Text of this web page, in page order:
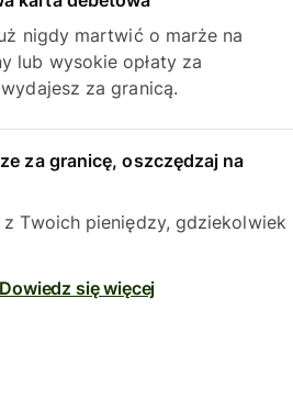
nigdy martwić o marże na
lub wysokie opłaty za
za granicą.
za granicę, oszczędzaj na
Twoich pieniędzy, gdziekolwiek
Dowiedz się więcej